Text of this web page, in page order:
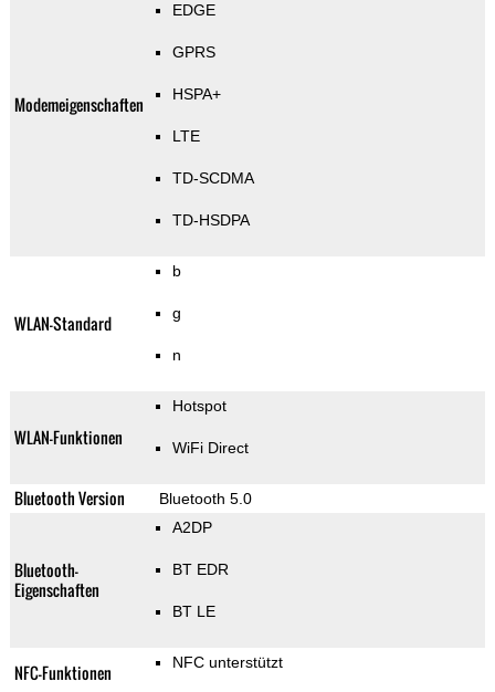
Modemeigenschaften
EDGE
GPRS
HSPA+
LTE
TD-SCDMA
TD-HSDPA
WLAN-Standard
b
g
n
WLAN-Funktionen
Hotspot
WiFi Direct
Bluetooth Version Bluetooth 5.0
Bluetooth-
Eigenschaften
A2DP
BT EDR
BT LE
NFC-Funktionen NFC unterstützt